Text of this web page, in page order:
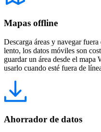
Mapas offline
Descarga áreas y navegar
lento, los datos móviles son
guardar un área desde el
usarlo cuando esté fuera de
Ahorrador de datos